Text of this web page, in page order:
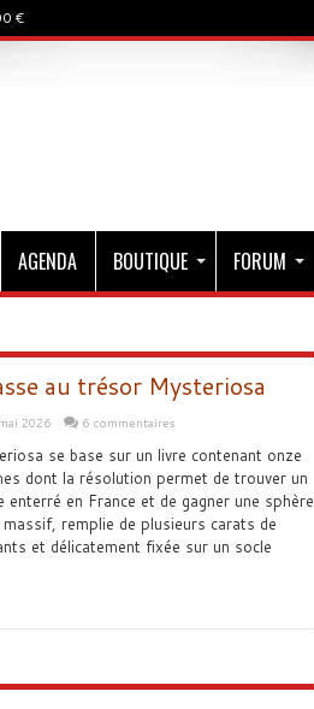
€
AGENDA BOUTIQUE FORUM
au trésor Mysteriosa
2026 6 commentaires
se base sur un livre contenant onze
dont la résolution permet de trouver un
enterré en France et de gagner une sphère
remplie de plusieurs carats de
et délicatement fixée sur un socle